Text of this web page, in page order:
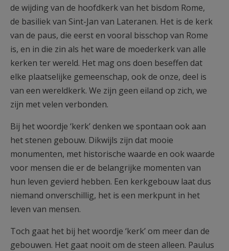
de wijding van de hoofdkerk van het bisdom Rome,
de basiliek van Sint-Jan van Lateranen. Het is de kerk
van de paus, die eerst en vooral bisschop van Rome
is, en in die zin als het ware de moederkerk van alle
kerken ter wereld. Het mag ons doen beseffen dat
elke plaatselijke gemeenschap, ook de onze, deel is
van een wereldkerk. We zijn geen eiland op zich, we
zijn met velen verbonden.
Bij het woordje ‘kerk’ denken we spontaan ook aan
het stenen gebouw. Dikwijls zijn dat mooie
monumenten, met historische waarde en ook waarde
voor mensen die er de belangrijke momenten van
hun leven gevierd hebben. Een kerkgebouw laat dus
niemand onverschillig, het is een merkpunt in het
leven van mensen.
Toch gaat het bij het woordje ‘kerk’ om meer dan de
gebouwen. Het gaat nooit om de steen alleen. Paulus